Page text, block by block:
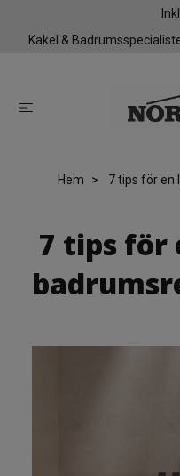
Kakel &
Hem 7 tips för en
7 tips för